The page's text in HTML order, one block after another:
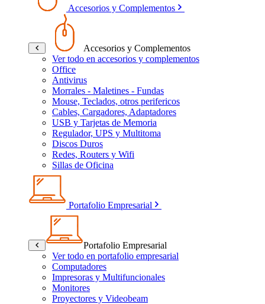
Accesorios y Complementos
Accesorios y Complementos
Ver todo en accesorios y complementos
Office
Antivirus
Morrales - Maletines - Fundas
Mouse, Teclados, otros perifericos
Cables, Cargadores, Adaptadores
USB y Tarjetas de Memoria
Regulador, UPS y Multitoma
Discos Duros
Redes, Routers y Wifi
Sillas de Oficina
Portafolio Empresarial
Portafolio Empresarial
Ver todo en portafolio empresarial
Computadores
Impresoras y Multifuncionales
Monitores
Proyectores y Videobeam